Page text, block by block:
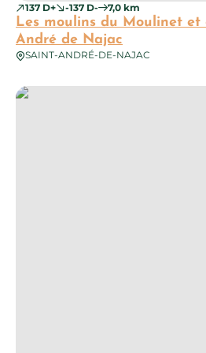
137 D+ -137 D- 7,0 km
Les moulins du Moulinet et
André de Najac
SAINT-ANDRÉ-DE-NAJAC
Circuit des fours à chaux –